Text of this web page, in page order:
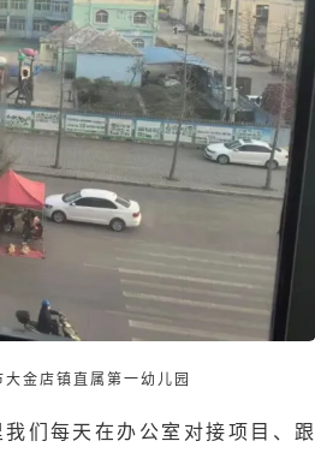
金店镇直属第一幼儿园
们每天在办公室对接项目、跟